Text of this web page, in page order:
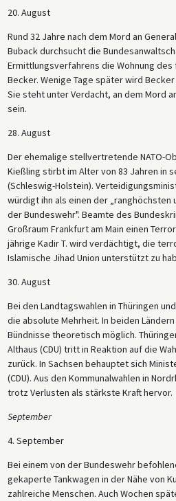
20. August
Rund 32 Jahre nach dem Mord an
Buback durchsucht die
Ermittlungsverfahrens die Wohnung des
Becker. Wenige Tage später wird
Sie steht unter Verdacht, an dem Mord
sein.
28. August
Der ehemalige stellvertretende NATO-
Kießling stirbt im Alter von 83 Jahren in
(Schleswig-Holstein).
würdigt ihn als einen der
der Bundeswehr". Beamte des
Großraum Frankfurt am Main einen
jährige Kadir T. wird verdächtigt, die
Islamische Jihad Union unterstützt zu
30. August
Bei den Landtagswahlen in Thüringen
die absolute Mehrheit. In beiden
Bündnisse theoretisch möglich.
Althaus (CDU) tritt in Reaktion auf die
zurück. In Sachsen behauptet sich
(CDU). Aus den Kommunalwahlen in
trotz Verlusten als stärkste Kraft hervor.
September
4. September
Bei einem von der Bundeswehr
gekaperte Tankwagen in der Nähe von
zahlreiche Menschen. Auch Wochen